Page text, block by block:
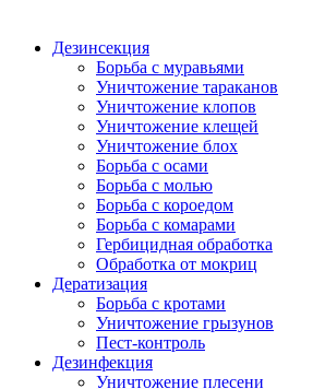
Дезинсекция
Борьба с муравьями
Уничтожение тараканов
Уничтожение клопов
Уничтожение клещей
Уничтожение блох
Борьба с осами
Борьба с молью
Борьба с короедом
Борьба с комарами
Гербицидная обработка
Обработка от мокриц
Дератизация
Борьба с кротами
Уничтожение грызунов
Пест-контроль
Дезинфекция
Уничтожение плесени